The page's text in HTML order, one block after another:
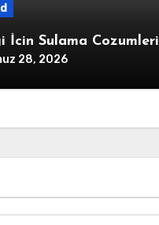
İcin Sulama Cozumleri
28, 2026